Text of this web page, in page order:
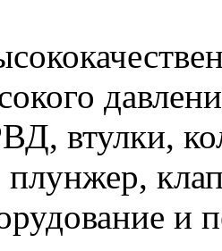
втулки,
плунжер,
и